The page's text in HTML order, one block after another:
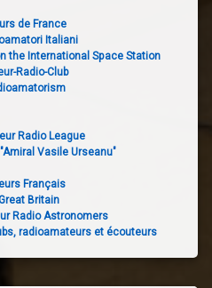
de France
Italiani
the International Space Station
Radio-Club
Radio League
Vasile Urseanu"
Français
Britain
Radio Astronomers
radioamateurs et écouteurs